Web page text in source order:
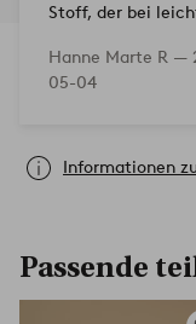
Stoff, der bei
Retro-Design der
Ich brauchte mehr
Hanne Marte R —
05-04
Informationen
Passende